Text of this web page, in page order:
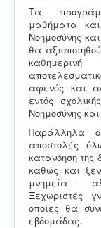
Τα
μαθήματα
Νοημοσύνης
θα
αφενός και
εντός
Νοημοσύνης
Παράλληλα
αποστολές
κατανόηση της
καθώς και
μνημεία –
Ξεχωριστές
οποίες θα
εβδομάδας.